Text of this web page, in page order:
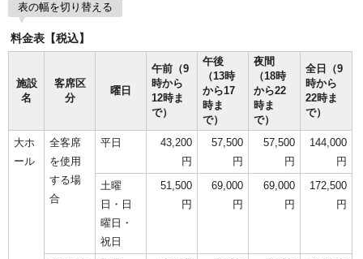
表の幅を切り替える
料金表【税込】
施設
名
客席区
分
曜日
午前（9
時から
12時ま
で）
午後
（13時
から17
時ま
で）
夜間
（18時
から22
時ま
で）
全日（9
時から
22時ま
で）
大ホ
ール
全客席
を使用
する場
合
平日
43,200
円
57,500
円
57,500
円
144,000
円
土曜
日・日
曜日・
祝日
51,500
円
69,000
円
69,000
円
172,500
円